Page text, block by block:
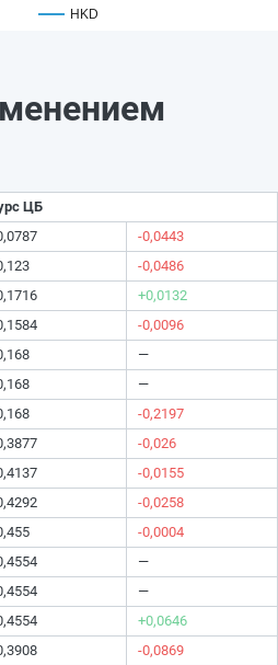
HKD
ЦБ
-0,0443
-0,0486
+0,0132
-0,0096
—
—
-0,2197
-0,026
-0,0155
-0,0258
-0,0004
—
—
+0,0646
-0,0869